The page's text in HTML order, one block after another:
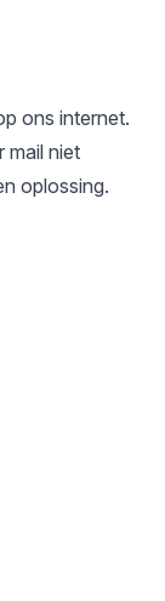
ons internet.
mail niet
oplossing.